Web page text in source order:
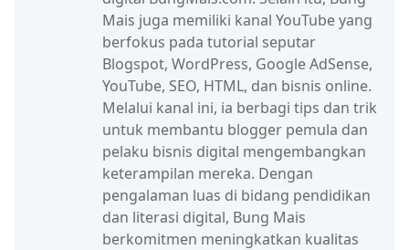
Mais juga memiliki kanal YouTube yang
berfokus pada tutorial seputar
Blogspot, WordPress, Google AdSense,
YouTube, SEO, HTML, dan bisnis online.
Melalui kanal ini, ia berbagi tips dan trik
untuk membantu blogger pemula dan
pelaku bisnis digital mengembangkan
keterampilan mereka. Dengan
pengalaman luas di bidang pendidikan
dan literasi digital, Bung Mais
berkomitmen meningkatkan kualitas